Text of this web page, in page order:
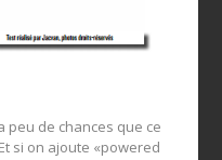
peu de chances que ce
si on ajoute «powered